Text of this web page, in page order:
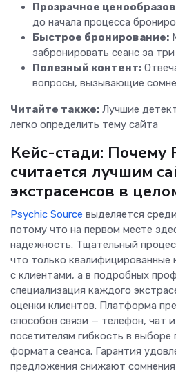
Прозрачное
до начала процесса
Быстрое бронирование:
забронировать сеанс за
Полезный контент:
вопросы, вызывающие
Читайте также: Лучшие
легко определить тему сайта
Кейс-стади: Почему
считается лучшим
экстрасенсов в
Psychic Source выделяется
потому что на первом месте
надежность. Тщательный
что только квалифицированные
с клиентами, а в подробных
специализация каждого
оценки клиентов. Платформа
способов связи — телефон, чат
посетителям гибкость в выборе
формата сеанса. Гарантия
предложения снижают